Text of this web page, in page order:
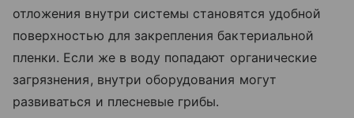
отложения внутри системы становятся удобной
поверхностью для закрепления бактериальной
пленки. Если же в воду попадают органические
загрязнения, внутри оборудования могут
развиваться и плесневые грибы.